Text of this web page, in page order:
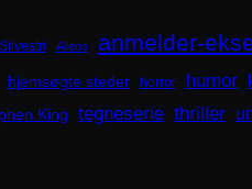
Aliens anmelder-
hjemsøgte steder horror humor
King tegneserie thriller